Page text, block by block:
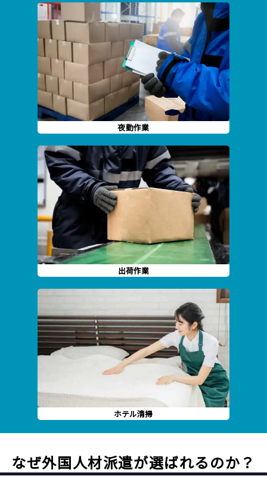
夜勤作業
出荷作業
ホテル清掃
なぜ外国人材派遣が選ばれるのか？